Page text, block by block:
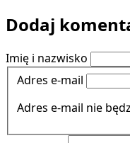
Dodaj
Imię i nazwisko
Adres e-mail
Adres e-mail nie